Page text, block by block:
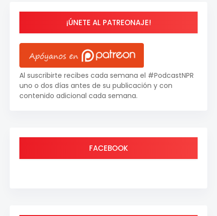
¡ÚNETE AL PATREONAJE!
Al suscribirte recibes cada semana el #PodcastNPR
uno o dos días antes de su publicación y con
contenido adicional cada semana.
FACEBOOK